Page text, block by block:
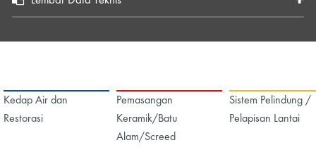
Kedap Air dan
Restorasi
Pemasangan
Keramik/Batu
Alam/Screed
Sistem Pelindung /
Pelapisan Lantai